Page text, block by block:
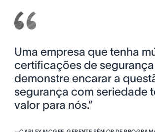
Uma empresa que tenha
certificações de
demonstre encarar a
segurança com seriedade
valor para nós.”